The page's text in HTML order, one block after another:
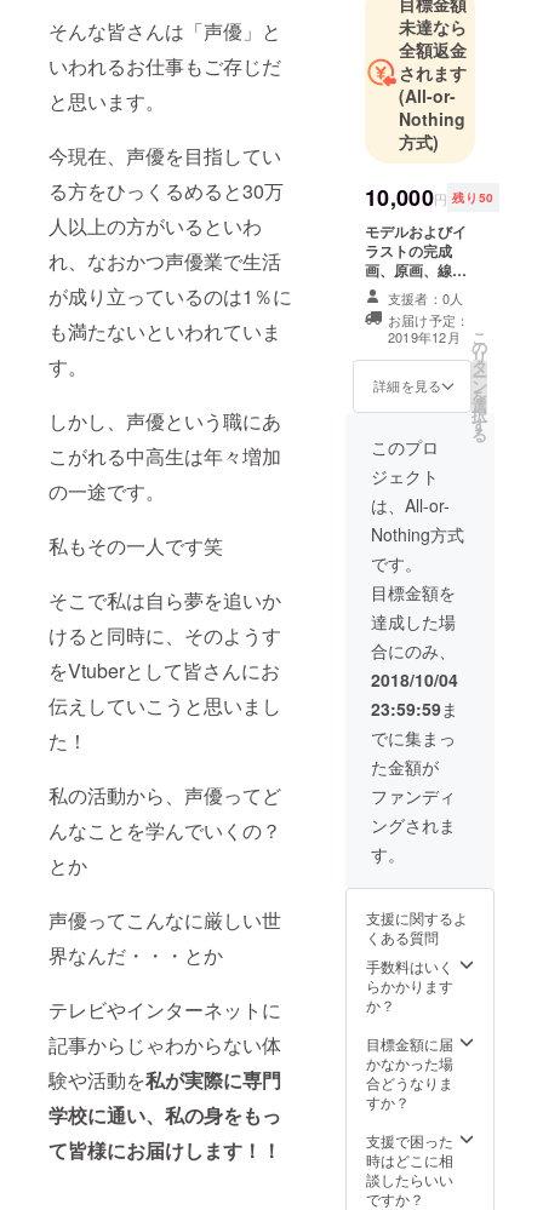
そんな皆さんは「声優」と
いわれるお仕事もご存じだ
と思います。
今現在、声優を目指してい
る方をひっくるめると30万
人以上の方がいるといわ
れ、なおかつ声優業で生活
が成り立っているのは1％に
も満たないといわれていま
す。
しかし、声優という職にあ
こがれる中高生は年々増加
の一途です。
私もその一人です笑
そこで私は自ら夢を追いか
けると同時に、そのようす
をVtuberとして皆さんにお
伝えしていこうと思いまし
た！
私の活動から、声優ってど
んなことを学んでいくの？
とか
声優ってこんなに厳しい世
界なんだ・・・とか
テレビやインターネットに
記事からじゃわからない体
験や活動を私が実際に専門
学校に通い、 私の身をもっ
て皆様にお届けします！！
未達なら
全額返金
されます
(All-or-
Nothing
方式)
10,000円 残り50
モデルおよびイ
ラストの完成
画、原画、線画
等の作成風景を
冊子にしてお届
します
支援者：0人
お届け予定：
2019年12月
詳細を見る
こ
の
リ
タ
ー
ン
を
選
択
す
る
このプロ
ジェクト
は、All-or-
Nothing方式
です。
目標金額を
達成した場
合にのみ、
2018/10/04
23:59:59ま
でに集まっ
た金額が
ファンディ
ングされま
す。
支援に関するよ
くある質問
手数料はいく
らかかります
か？
目標金額に届
かなかった場
合どうなりま
すか？
支援で困った
時はどこに相
談したらいい
ですか？